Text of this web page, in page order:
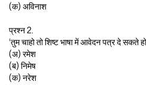
(क) अविनाश
प्रश्न 2.
‘तुम चाहो तो शिष्ट भाषा में आवेदन पत्र दे सकते
(अ) रमेश
(ब) निमेष
(क) नरेश